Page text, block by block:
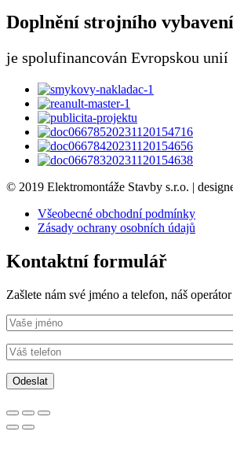
Doplnění strojního
je spolufinancován Evropskou unií
© 2019 Elektromontáže Stavby s.r.o. |
Všeobecné obchodní podmínky
Zásady ochrany osobních údajů
Kontaktní formulář
Zašlete nám své jméno a telefon, náš